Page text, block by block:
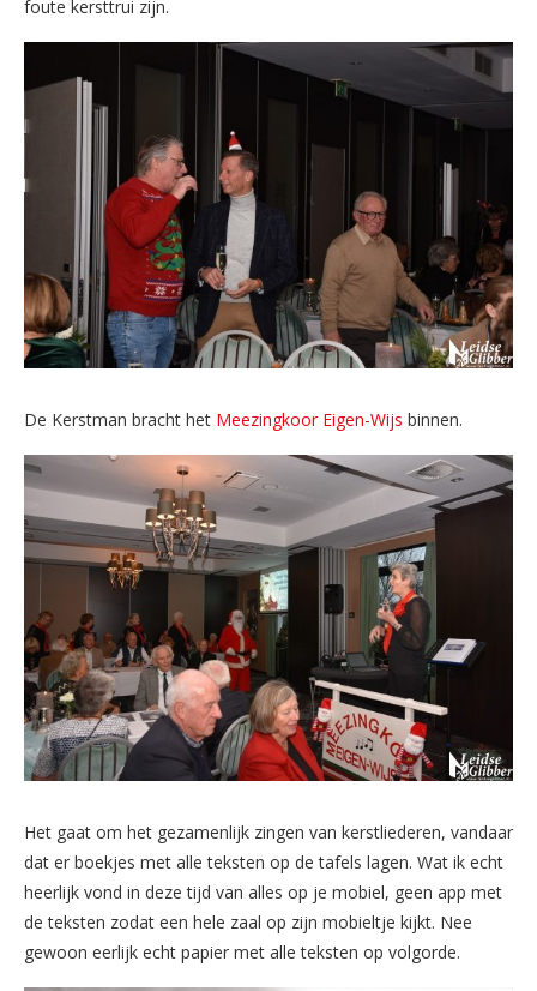
foute kersttrui zijn.
De Kerstman bracht het Meezingkoor Eigen-Wijs binnen.
Het gaat om het gezamenlijk zingen van kerstliederen, vandaar
dat er boekjes met alle teksten op de tafels lagen. Wat ik echt
heerlijk vond in deze tijd van alles op je mobiel, geen app met
de teksten zodat een hele zaal op zijn mobieltje kijkt. Nee
gewoon eerlijk echt papier met alle teksten op volgorde.